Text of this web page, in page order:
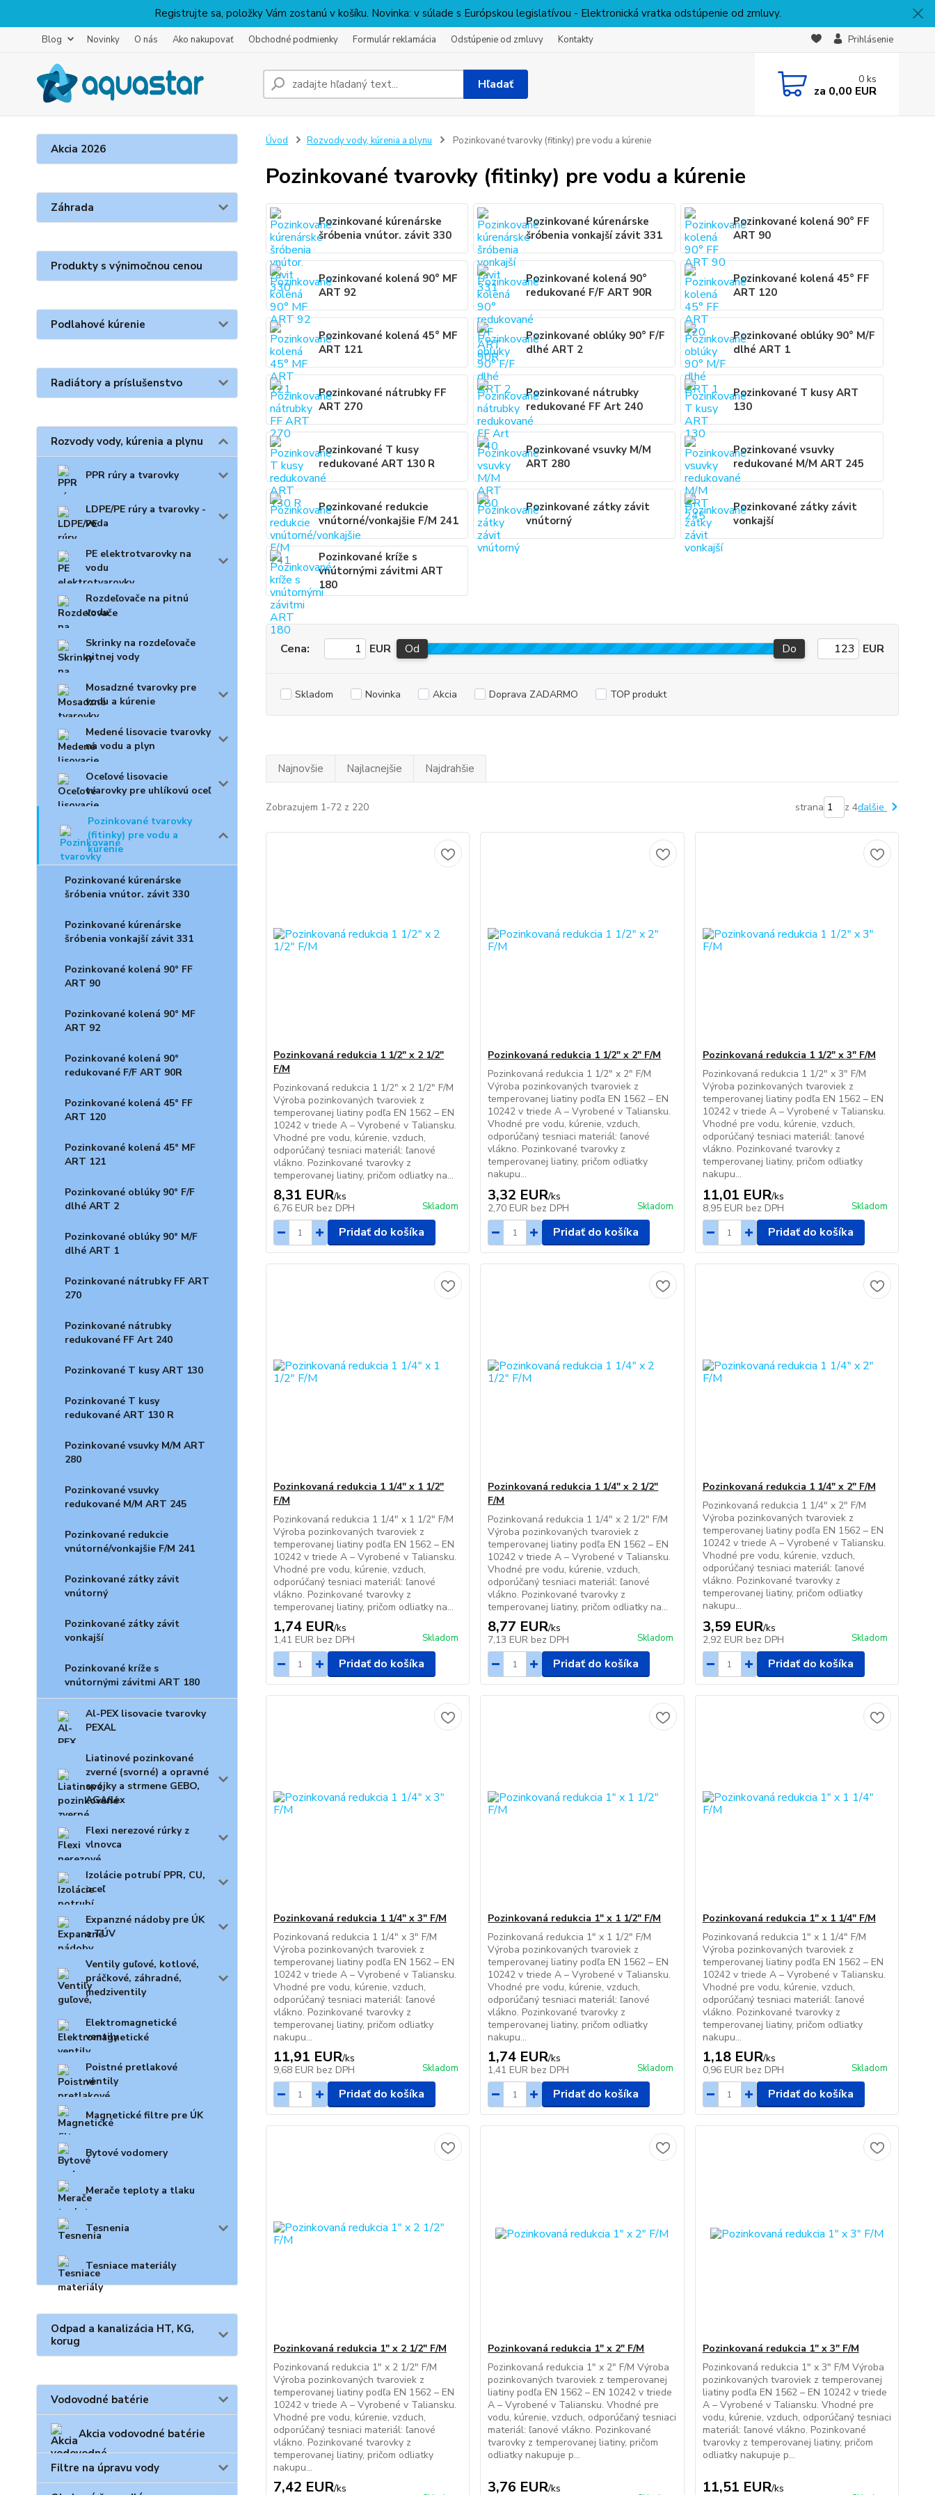
Registrujte sa, položky Vám zostanú v košíku. Novinka: v súlade s Európskou legislatívou - Elektronická vratka odstúpenie od zmluvy.
Blog Novinky O nás Ako nakupovať Obchodné podmienky Formulár reklamácia Odstúpenie od zmluvy Kontakty Prihlásenie
Hľadať 0 ks
za 0,00 EUR
Akcia 2026
Záhrada
Produkty s výnimočnou cenou
Podlahové kúrenie
Radiátory a príslušenstvo
Rozvody vody, kúrenia a plynu
PPR rúry a tvarovky
LDPE/PE rúry a tvarovky -
voda
PE elektrotvarovky na
vodu
Rozdeľovače na pitnú
vodu
Skrinky na rozdeľovače
pitnej vody
Mosadzné tvarovky pre
vodu a kúrenie
Medené lisovacie tvarovky
na vodu a plyn
Oceľové lisovacie
tvarovky pre uhlíkovú oceľ
Pozinkované tvarovky
(fitinky) pre vodu a
kúrenie
Pozinkované kúrenárske
šróbenia vnútor. závit 330
Pozinkované kúrenárske
šróbenia vonkajší závit 331
Pozinkované kolená 90° FF
ART 90
Pozinkované kolená 90° MF
ART 92
Pozinkované kolená 90°
redukované F/F ART 90R
Pozinkované kolená 45° FF
ART 120
Pozinkované kolená 45° MF
ART 121
Pozinkované oblúky 90° F/F
dlhé ART 2
Pozinkované oblúky 90° M/F
dlhé ART 1
Pozinkované nátrubky FF ART
270
Pozinkované nátrubky
redukované FF Art 240
Pozinkované T kusy ART 130
Pozinkované T kusy
redukované ART 130 R
Pozinkované vsuvky M/M ART
280
Pozinkované vsuvky
redukované M/M ART 245
Pozinkované redukcie
vnútorné/vonkajšie F/M 241
Pozinkované zátky závit
vnútorný
Pozinkované zátky závit
vonkajší
Pozinkované kríže s
vnútornými závitmi ART 180
Al-PEX lisovacie tvarovky
PEXAL
Liatinové pozinkované
zverné (svorné) a opravné
spojky a strmene GEBO,
AGAflex
Flexi nerezové rúrky z
vlnovca
Izolácie potrubí PPR, CU,
oceľ
Expanzné nádoby pre ÚK
a TÚV
Ventily guľové, kotlové,
práčkové, záhradné,
medziventily
Elektromagnetické
ventily
Poistné pretlakové
ventily
Magnetické filtre pre ÚK
Bytové vodomery
Merače teploty a tlaku
Tesnenia
Tesniace materiály
Odpad a kanalizácia HT, KG,
korug
Vodovodné batérie
Akcia vodovodné batérie
Filtre na úpravu vody
Úvod Rozvody vody, kúrenia a plynu Pozinkované tvarovky (fitinky) pre vodu a kúrenie
Pozinkované tvarovky (fitinky) pre vodu a kúrenie
Pozinkované kúrenárske
šróbenia vnútor. závit 330
Pozinkované kúrenárske
šróbenia vonkajší závit 331
Pozinkované kolená 90° FF
ART 90
Pozinkované kolená 90° MF
ART 92
Pozinkované kolená 90°
redukované F/F ART 90R
Pozinkované kolená 45° FF
ART 120
Pozinkované kolená 45° MF
ART 121
Pozinkované oblúky 90° F/F
dlhé ART 2
Pozinkované oblúky 90° M/F
dlhé ART 1
Pozinkované nátrubky FF
ART 270
Pozinkované nátrubky
redukované FF Art 240
Pozinkované T kusy ART
130
Pozinkované T kusy
redukované ART 130 R
Pozinkované vsuvky M/M
ART 280
Pozinkované vsuvky
redukované M/M ART 245
Pozinkované redukcie
vnútorné/vonkajšie F/M 241
Pozinkované zátky závit
vnútorný
Pozinkované zátky závit
vonkajší
Pozinkované kríže s
vnútornými závitmi ART
180
Cena: EUR Od Do EUR
Skladom Novinka Akcia Doprava ZADARMO TOP produkt
Najnovšie Najlacnejšie Najdrahšie
Zobrazujem 1-72 z 220 strana z 4ďalšie
Pozinkovaná redukcia 1 1/2" x 2 1/2"
F/M
Pozinkovaná redukcia 1 1/2" x 2 1/2" F/M
Výroba pozinkovaných tvaroviek z
temperovanej liatiny podľa EN 1562 – EN
10242 v triede A – Vyrobené v Taliansku.
Vhodné pre vodu, kúrenie, vzduch,
odporúčaný tesniaci materiál: ľanové
vlákno. Pozinkované tvarovky z
temperovanej liatiny, pričom odliatky na...
8,31 EUR/ks
6,76 EUR bez DPH Skladom
Pridať do košíka
Pozinkovaná redukcia 1 1/2" x 2" F/M
Pozinkovaná redukcia 1 1/2" x 2" F/M
Výroba pozinkovaných tvaroviek z
temperovanej liatiny podľa EN 1562 – EN
10242 v triede A – Vyrobené v Taliansku.
Vhodné pre vodu, kúrenie, vzduch,
odporúčaný tesniaci materiál: ľanové
vlákno. Pozinkované tvarovky z
temperovanej liatiny, pričom odliatky
nakupu...
3,32 EUR/ks
2,70 EUR bez DPH Skladom
Pridať do košíka
Pozinkovaná redukcia 1 1/2" x 3" F/M
Pozinkovaná redukcia 1 1/2" x 3" F/M
Výroba pozinkovaných tvaroviek z
temperovanej liatiny podľa EN 1562 – EN
10242 v triede A – Vyrobené v Taliansku.
Vhodné pre vodu, kúrenie, vzduch,
odporúčaný tesniaci materiál: ľanové
vlákno. Pozinkované tvarovky z
temperovanej liatiny, pričom odliatky
nakupu...
11,01 EUR/ks
8,95 EUR bez DPH Skladom
Pridať do košíka
Pozinkovaná redukcia 1 1/4" x 1 1/2"
F/M
Pozinkovaná redukcia 1 1/4" x 1 1/2" F/M
Výroba pozinkovaných tvaroviek z
temperovanej liatiny podľa EN 1562 – EN
10242 v triede A – Vyrobené v Taliansku.
Vhodné pre vodu, kúrenie, vzduch,
odporúčaný tesniaci materiál: ľanové
vlákno. Pozinkované tvarovky z
temperovanej liatiny, pričom odliatky na...
1,74 EUR/ks
1,41 EUR bez DPH Skladom
Pridať do košíka
Pozinkovaná redukcia 1 1/4" x 2 1/2"
F/M
Pozinkovaná redukcia 1 1/4" x 2 1/2" F/M
Výroba pozinkovaných tvaroviek z
temperovanej liatiny podľa EN 1562 – EN
10242 v triede A – Vyrobené v Taliansku.
Vhodné pre vodu, kúrenie, vzduch,
odporúčaný tesniaci materiál: ľanové
vlákno. Pozinkované tvarovky z
temperovanej liatiny, pričom odliatky na...
8,77 EUR/ks
7,13 EUR bez DPH Skladom
Pridať do košíka
Pozinkovaná redukcia 1 1/4" x 2" F/M
Pozinkovaná redukcia 1 1/4" x 2" F/M
Výroba pozinkovaných tvaroviek z
temperovanej liatiny podľa EN 1562 – EN
10242 v triede A – Vyrobené v Taliansku.
Vhodné pre vodu, kúrenie, vzduch,
odporúčaný tesniaci materiál: ľanové
vlákno. Pozinkované tvarovky z
temperovanej liatiny, pričom odliatky
nakupu...
3,59 EUR/ks
2,92 EUR bez DPH Skladom
Pridať do košíka
Pozinkovaná redukcia 1 1/4" x 3" F/M
Pozinkovaná redukcia 1 1/4" x 3" F/M
Výroba pozinkovaných tvaroviek z
temperovanej liatiny podľa EN 1562 – EN
10242 v triede A – Vyrobené v Taliansku.
Vhodné pre vodu, kúrenie, vzduch,
odporúčaný tesniaci materiál: ľanové
vlákno. Pozinkované tvarovky z
temperovanej liatiny, pričom odliatky
nakupu...
11,91 EUR/ks
9,68 EUR bez DPH Skladom
Pridať do košíka
Pozinkovaná redukcia 1" x 1 1/2" F/M
Pozinkovaná redukcia 1" x 1 1/2" F/M
Výroba pozinkovaných tvaroviek z
temperovanej liatiny podľa EN 1562 – EN
10242 v triede A – Vyrobené v Taliansku.
Vhodné pre vodu, kúrenie, vzduch,
odporúčaný tesniaci materiál: ľanové
vlákno. Pozinkované tvarovky z
temperovanej liatiny, pričom odliatky
nakupu...
1,74 EUR/ks
1,41 EUR bez DPH Skladom
Pridať do košíka
Pozinkovaná redukcia 1" x 1 1/4" F/M
Pozinkovaná redukcia 1" x 1 1/4" F/M
Výroba pozinkovaných tvaroviek z
temperovanej liatiny podľa EN 1562 – EN
10242 v triede A – Vyrobené v Taliansku.
Vhodné pre vodu, kúrenie, vzduch,
odporúčaný tesniaci materiál: ľanové
vlákno. Pozinkované tvarovky z
temperovanej liatiny, pričom odliatky
nakupu...
1,18 EUR/ks
0,96 EUR bez DPH Skladom
Pridať do košíka
Pozinkovaná redukcia 1" x 2 1/2" F/M
Pozinkovaná redukcia 1" x 2 1/2" F/M
Výroba pozinkovaných tvaroviek z
temperovanej liatiny podľa EN 1562 – EN
10242 v triede A – Vyrobené v Taliansku.
Vhodné pre vodu, kúrenie, vzduch,
odporúčaný tesniaci materiál: ľanové
vlákno. Pozinkované tvarovky z
temperovanej liatiny, pričom odliatky
nakupu...
7,42 EUR/ks
Pozinkovaná redukcia 1" x 2" F/M
Pozinkovaná redukcia 1" x 2" F/M Výroba
pozinkovaných tvaroviek z temperovanej
liatiny podľa EN 1562 – EN 10242 v triede
A – Vyrobené v Taliansku. Vhodné pre
vodu, kúrenie, vzduch, odporúčaný tesniaci
materiál: ľanové vlákno. Pozinkované
tvarovky z temperovanej liatiny, pričom
odliatky nakupuje p...
3,76 EUR/ks
Pozinkovaná redukcia 1" x 3" F/M
Pozinkovaná redukcia 1" x 3" F/M Výroba
pozinkovaných tvaroviek z temperovanej
liatiny podľa EN 1562 – EN 10242 v triede
A – Vyrobené v Taliansku. Vhodné pre
vodu, kúrenie, vzduch, odporúčaný tesniaci
materiál: ľanové vlákno. Pozinkované
tvarovky z temperovanej liatiny, pričom
odliatky nakupuje p...
11,51 EUR/ks